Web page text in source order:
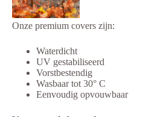
Onze premium covers zijn:
Waterdicht
UV gestabiliseerd
Vorstbestendig
Wasbaar tot 30° C
Eenvoudig opvouwbaar